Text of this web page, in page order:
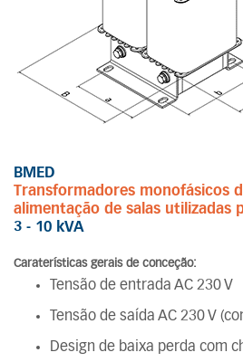
BMED
Transformadores monofásicos
alimentação de salas utilizadas
3 - 10 kVA
Caraterísticas gerais de conceção:
Tensão de entrada AC 230 V
Tensão de saída AC 230 V
Design de baixa perda com